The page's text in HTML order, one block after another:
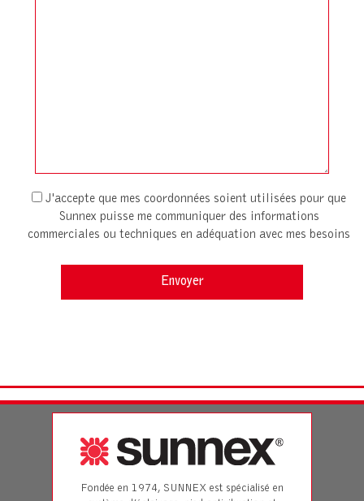
J'accepte que mes coordonnées soient utilisées pour que
Sunnex puisse me communiquer des informations
commerciales ou techniques en adéquation avec mes besoins
Fondée en 1974, SUNNEX est spécialisé en